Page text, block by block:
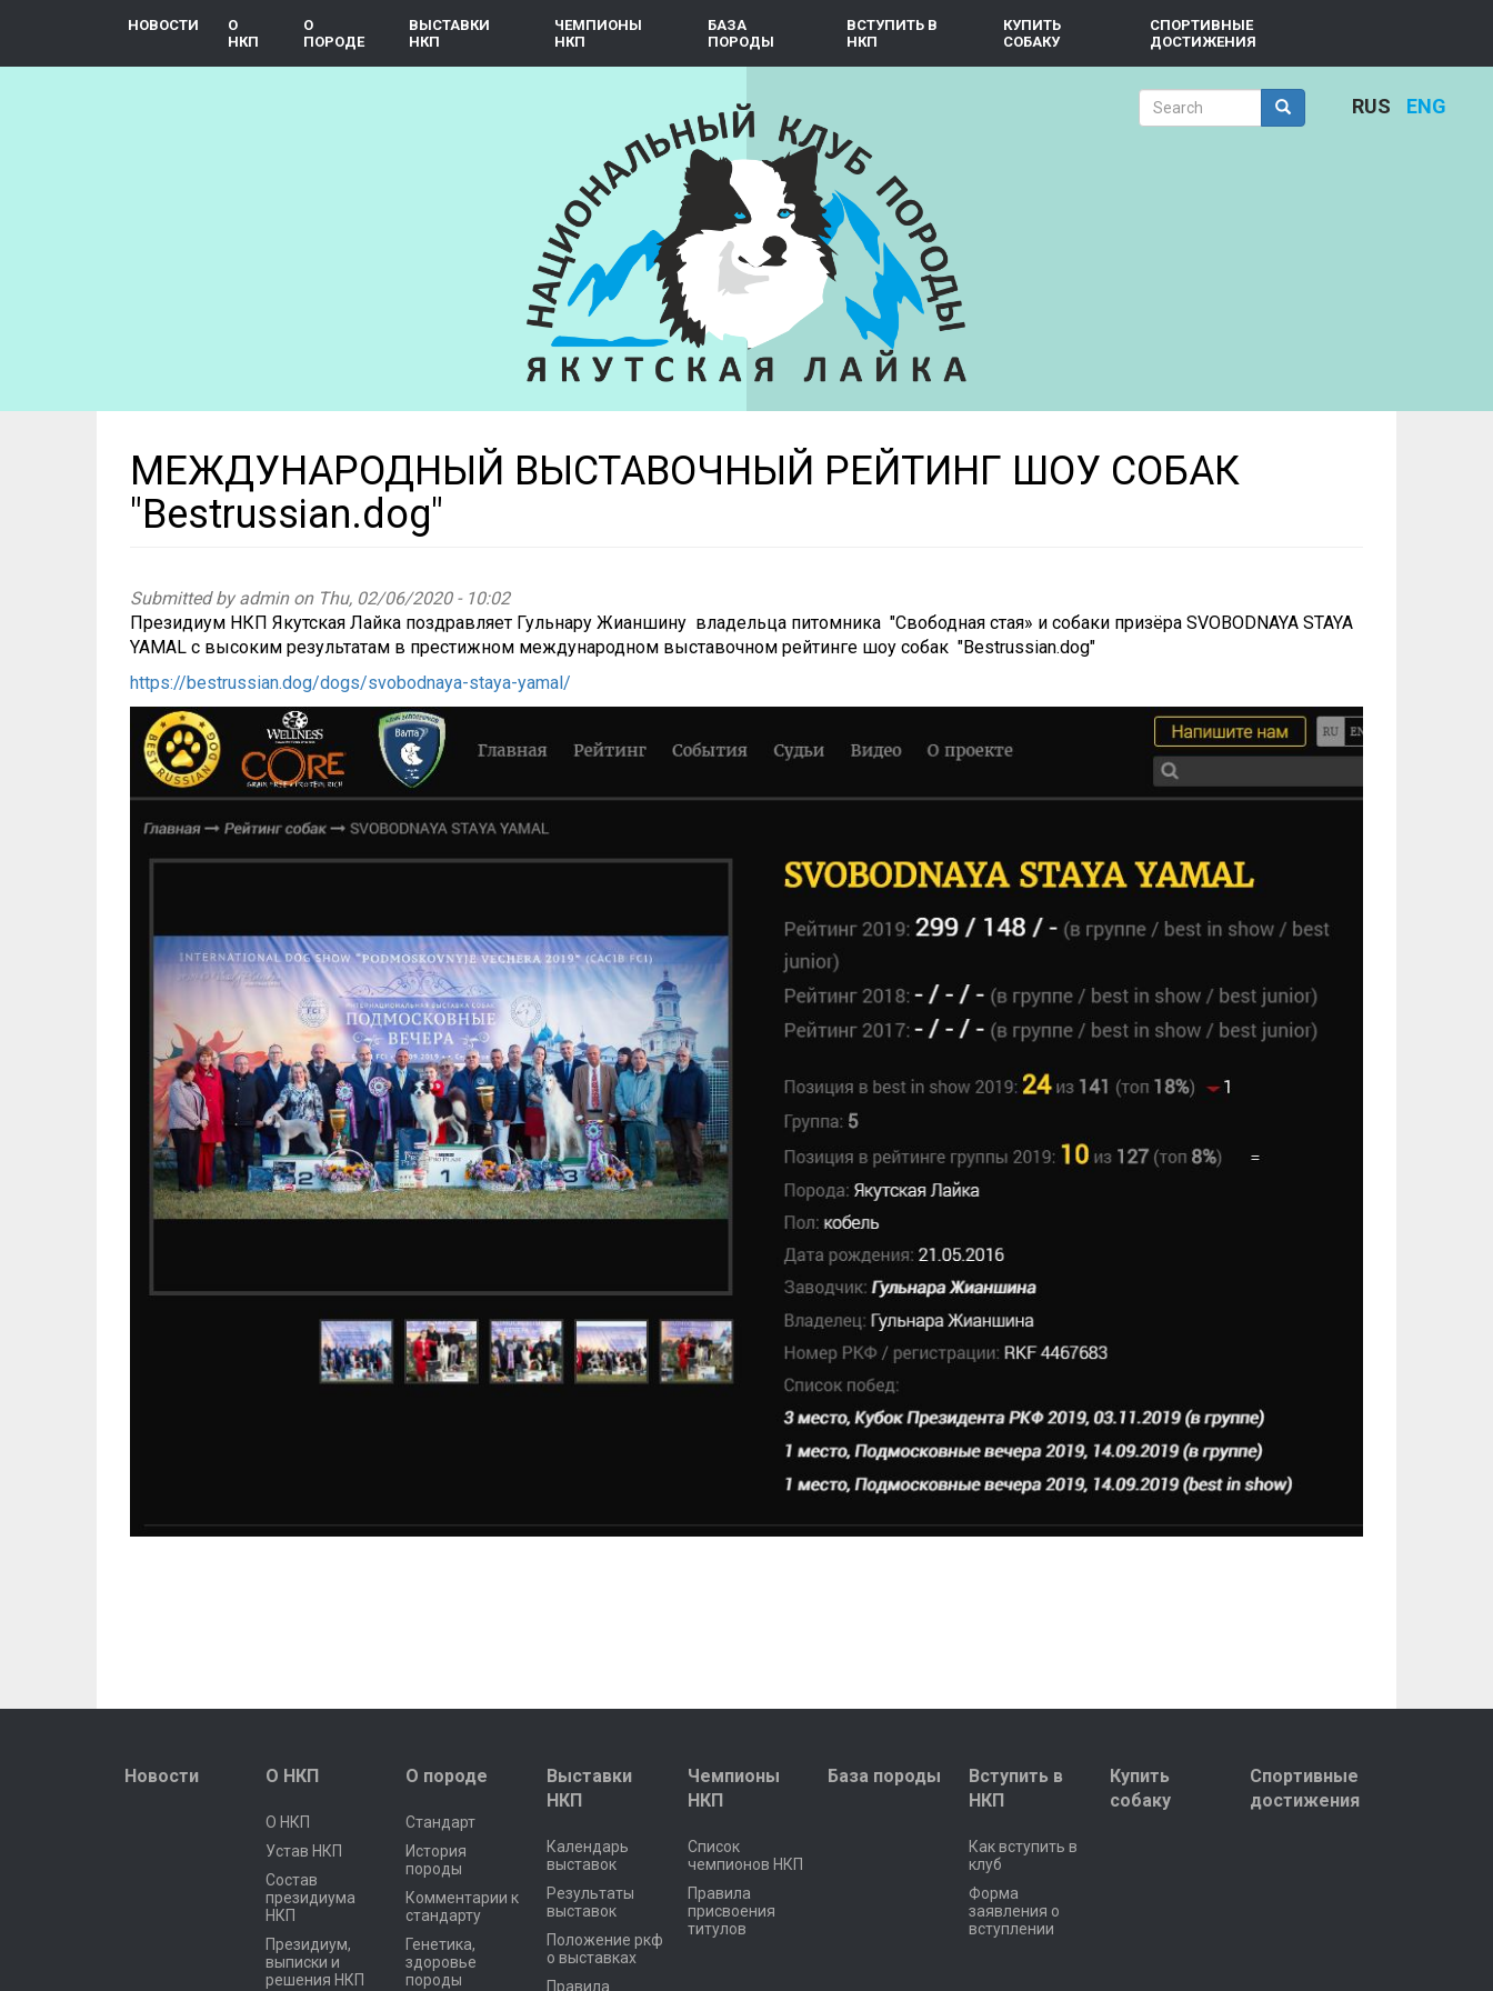
НОВОСТИ
О
НКП
О
ПОРОДЕ
ВЫСТАВКИ
НКП
ЧЕМПИОНЫ
НКП
БАЗА
ПОРОДЫ
ВСТУПИТЬ В
НКП
КУПИТЬ
СОБАКУ
СПОРТИВНЫЕ
ДОСТИЖЕНИЯ
Search
RUS ENG
МЕЖДУНАРОДНЫЙ ВЫСТАВОЧНЫЙ РЕЙТИНГ ШОУ СОБАК
"Bestrussian.dog"
Submitted by adminon Thu, 02/06/2020 - 10:02
Президиум НКП Якутская Лайка поздравляет Гульнару Жианшину владельца питомника "Свободная стая» и собаки призёра SVOBODNAYA STAYA
YAMAL с высоким результатам в престижном международном выставочном рейтинге шоу собак "Bestrussian.dog"
https://bestrussian.dog/dogs/svobodnaya-staya-yamal/
Новости О НКП
О НКП
Устав НКП
Состав
президиума
НКП
Президиум,
выписки и
решения НКП
О породе
Стандарт
История
породы
Комментарии к
стандарту
Генетика,
здоровье
породы
Выставки
НКП
Календарь
выставок
Результаты
выставок
Положение ркф
о выставках
Правила
Чемпионы
НКП
Список
чемпионов НКП
Правила
присвоения
титулов
База породы
Вступить в
НКП
Как вступить в
клуб
Форма
заявления о
вступлении
Купить
собаку
Спортивные
достижения